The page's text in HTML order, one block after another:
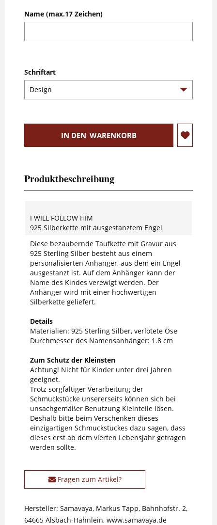
Name (max.17 Zeichen)
Schriftart
IN DEN WARENKORB
Produktbeschreibung
I WILL FOLLOW HIM
925 Silberkette mit ausgestanztem Engel
Diese bezaubernde Taufkette mit Gravur aus
925 Sterling Silber besteht aus einem
personalisierten Anhänger, aus dem ein Engel
ausgestanzt ist. Auf dem Anhänger kann der
Name des Kindes verewigt werden. Der
Anhänger wird mit einer hochwertigen
Silberkette geliefert.
Details
Materialien: 925 Sterling Silber, verlötete Öse
Durchmesser des Namensanhänger: 1.8 cm
Zum Schutz der Kleinsten
Achtung! Nicht für Kinder unter drei Jahren
geeignet.
Trotz sorgfältiger Verarbeitung der
Schmuckstücke unsererseits können sich bei
unsachgemäßer Benutzung Kleinteile lösen.
Deshalb bitte beim Verschenken dieses
einzigartigen Schmuckstückes dazu sagen, dass
dieses erst ab dem vierten Lebensjahr getragen
werden sollte.
Fragen zum Artikel?
Hersteller: Samavaya, Markus Tapp, Bahnhofstr. 2,
64665 Alsbach-Hähnlein, www.samavaya.de